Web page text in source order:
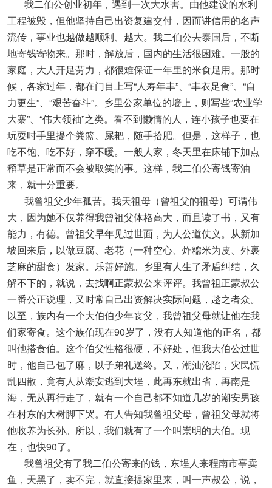
我二伯公创业初年，遇到一次大水害。由他建设的水利
工程被毁，但他坚持自己出资复建交付，因而讲信用的名声
流传，事业也越做越顺利、越大。我二伯公去泰国后，不断
地寄钱寄物来。那时，解放后，国内的生活很困难。一般的
家庭，大人开足劳力，都很难保证一年里的米食足用。那时
候，各家过年，都在门目上写“人寿年丰”、“丰衣足食”、“自
力更生”、“艰苦奋斗”。乡里公家单位的墙上，则写些“农业学
大寨”、“伟大领袖”之类。看不到懒惰的人，连小孩子也要在
玩耍时手里提个粪篮、屎耙，随手拾肥。但是，这样子，也
吃不饱、吃不好，穿不暖。一般人家，冬天里在床铺下加点
稻草是正常而不会被取笑的事。这样，我二伯公寄钱寄油
来，就十分重要。
我曾祖父少年孤苦。我天祖母（曾祖父的祖母）可谓伟
大，因为她不仅养得我曾祖父体格高大，而且读了书，又有
能力，有德。曾祖父早年见过世面，为人公道仗义。从新加
坡回来后，以做豆腐、老花（一种空心、炸糥米为皮、外裹
芝麻的甜食）发家。乐善好施。乡里有人生了矛盾纠结，久
解不下的，就说，去找啊正蒙叔公来评评。我曾祖正蒙叔公
一番公正说理，又时常自己出资解决实际问题，趁之者众。
以至，族内有一个大伯伯少年丧父，我曾祖父母就让他在我
们家寄食。这个族伯现在90岁了，没有人知道他的正名，都
叫他搭食伯。这个伯父性格很硬，不好处，但我大伯公过世
时，他自己包了麻，以子弟礼送终。又，潮汕沦陷，灾民慌
乱四散，竟有人从潮安逃到大埕，此再东就出省，再南是
海，无从再行走了，就有一个自己都不知道几岁的潮安男孩
在村东的大树脚下哭。有人告知我曾祖父母，曾祖父母就将
他收养为长孙。所以，我们就有了一个叫崇明的大伯。现
在，也快90了。
我曾祖父有了我二伯公寄来的钱，东埕人来程南市亭卖
鱼，天黑了，卖不完，就直接提家里来，叫一声叔公，说，